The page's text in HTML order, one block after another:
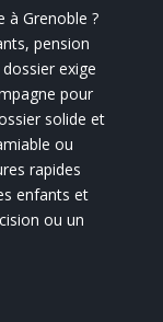
à Grenoble ?
pension
exige
pour
solide et
ou
rapides
enfants et
ou un